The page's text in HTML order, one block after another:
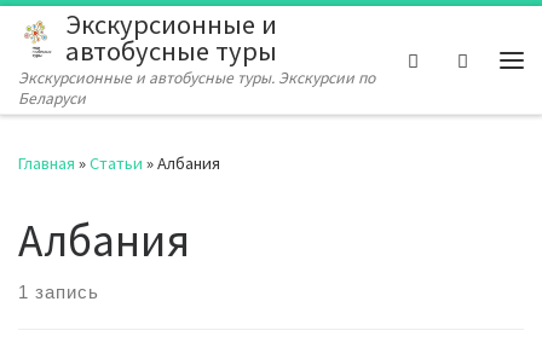
Перейти к содержимому
Экскурсионные и
автобусные туры
Экскурсионные и автобусные туры. Экскурсии по
Беларуси
Search
Главная »Статьи »Албания
Албания
1 запись